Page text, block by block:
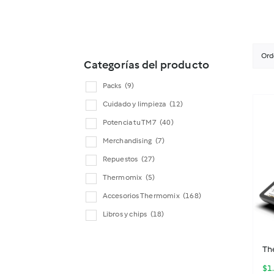
Categorías del producto
Packs (9)
Cuidado y limpieza (12)
Potencia tu TM7 (40)
Merchandising (7)
Repuestos (27)
Thermomix (5)
Accesorios Thermomix (168)
Libros y chips (18)
$